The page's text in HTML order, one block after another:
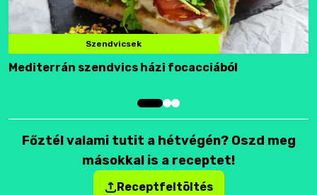
Szendvicsek
Mediterrán szendvics házi focacciából
Főztél valami tutit a hétvégén? Oszd meg
másokkal is a receptet!
Receptfeltöltés